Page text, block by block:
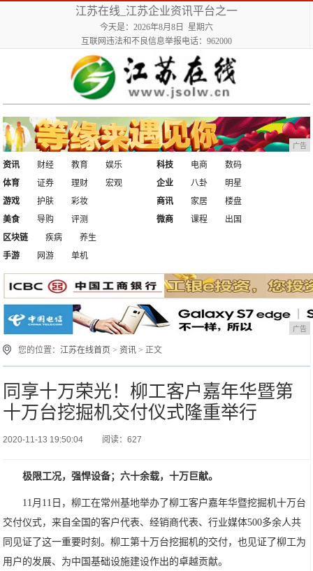
江苏在线_江苏企业资讯平台之一
今天是：2026年8月8日 星期六
互联网违法和不良信息举报电话：962000
广告
资讯 财经 教育
娱乐
体育
证券 理财 宏观
科技 电商
数码
企业
八卦
明星
游戏
护肤
彩妆
美食
导购 评测
商讯 家居
楼盘
微商
课程
出国
区块链
疾病
养生
手游
网游 单机
广告
您的位置：江苏在线首页 >资讯 > 正文
同享十万荣光！柳工客户嘉年华暨第
十万台挖掘机交付仪式隆重举行
2020-11-13 19:50:04 阅读：627
极限工况，强悍设备；六十余载，十万巨献。
11月11日，柳工在常州基地举办了柳工客户嘉年华暨挖掘机十万台
交付仪式，来自全国的客户代表、经销商代表、行业媒体500多余人共
同见证了这一重要时刻。柳工第十万台挖掘机的交付，也见证了柳工为
用户的发展、为中国基础设施建设作出的卓越贡献。